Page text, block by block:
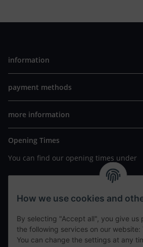
information
payment methods
more information
Opening Times
You can find our opening times under
https://www.wannavapor.de/Filialen
your personal site
contact details
How we use cookies and
By selecting "Accept all", you give us
the following services on our website:
You can change the settings at any